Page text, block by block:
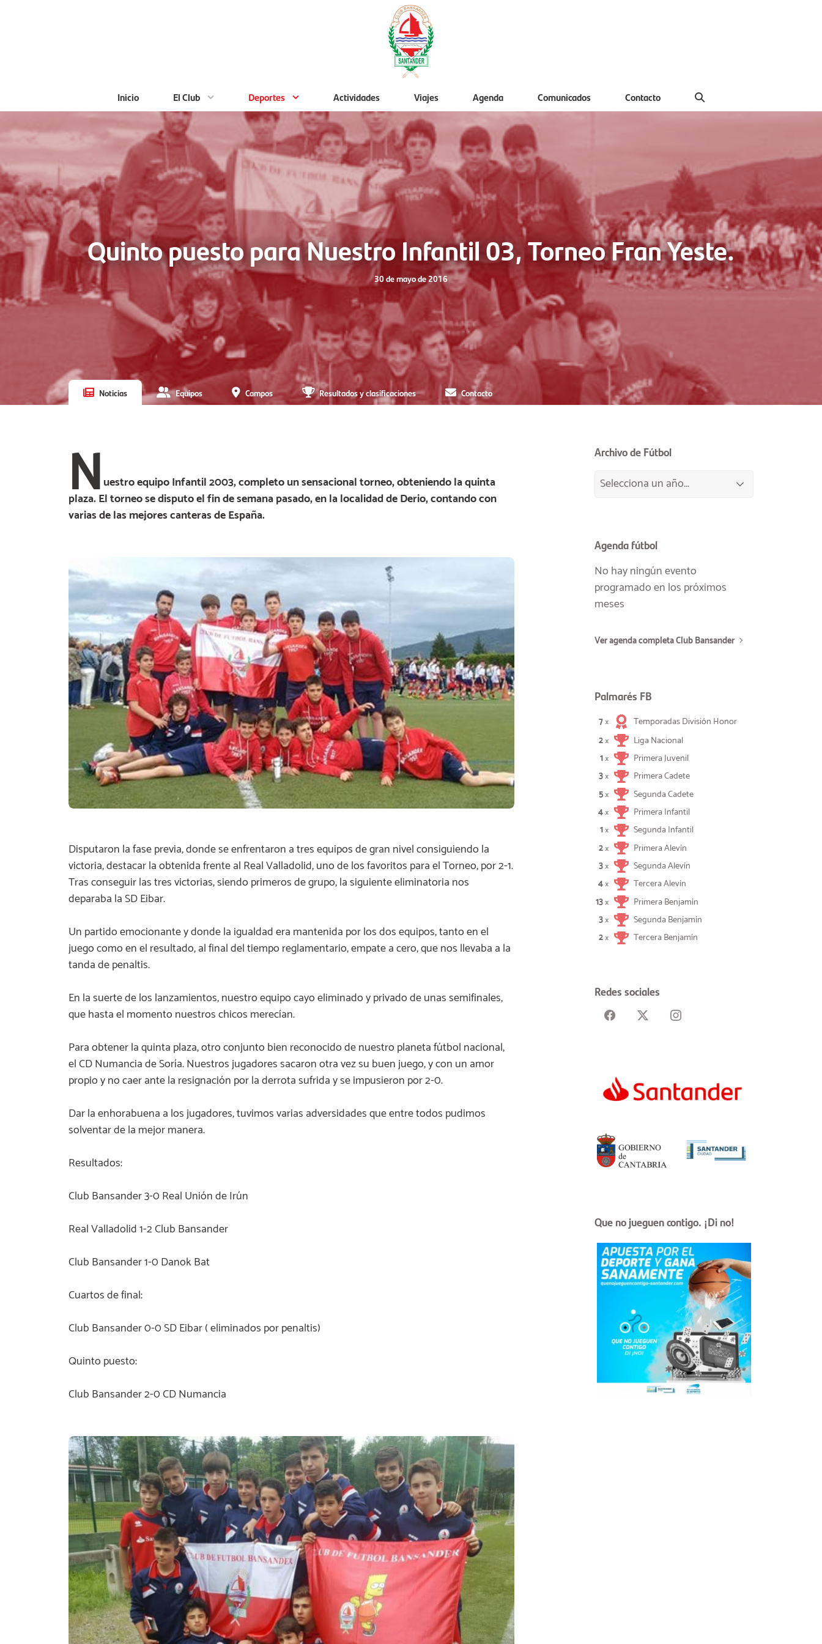
Inicio El Club Deportes Actividades Viajes Agenda Comunicados Contacto
Quinto puesto para Nuestro Infantil 03, Torneo Fran Yeste.
30 de mayo de 2016
Noticias Equipos Campos Resultados y clasificaciones Contacto
N uestro equipo Infantil 2003, completo un sensacional torneo, obteniendo la quinta
plaza. El torneo se disputo el fin de semana pasado, en la localidad de Derio, contando con
varias de las mejores canteras de España.
Disputaron la fase previa, donde se enfrentaron a tres equipos de gran nivel consiguiendo la
victoria, destacar la obtenida frente al Real Valladolid, uno de los favoritos para el Torneo, por 2-1.
Tras conseguir las tres victorias, siendo primeros de grupo, la siguiente eliminatoria nos
deparaba la SD Eibar.
Un partido emocionante y donde la igualdad era mantenida por los dos equipos, tanto en el
juego como en el resultado, al final del tiempo reglamentario, empate a cero, que nos llevaba a la
tanda de penaltis.
En la suerte de los lanzamientos, nuestro equipo cayo eliminado y privado de unas semifinales,
que hasta el momento nuestros chicos merecían.
Para obtener la quinta plaza, otro conjunto bien reconocido de nuestro planeta fútbol nacional,
el CD Numancia de Soría. Nuestros jugadores sacaron otra vez su buen juego, y con un amor
propio y no caer ante la resignación por la derrota sufrida y se impusieron por 2-0.
Dar la enhorabuena a los jugadores, tuvimos varias adversidades que entre todos pudimos
solventar de la mejor manera.
Resultados:
Club Bansander 3-0 Real Unión de Irún
Real Valladolid 1-2 Club Bansander
Club Bansander 1-0 Danok Bat
Cuartos de final:
Club Bansander 0-0 SD Eibar ( eliminados por penaltis)
Quinto puesto:
Club Bansander 2-0 CD Numancia
Archivo de Fútbol
Agenda fútbol
No hay ningún evento
programado en los próximos
meses
Ver agenda completa Club Bansander
Palmarés FB
7×
Temporadas División Honor
2×
Liga Nacional
1×
Primera Juvenil
3×
Primera Cadete
5×
Segunda Cadete
4×
Primera Infantil
1×
Segunda Infantil
2×
Primera Alevín
3×
Segunda Alevín
4×
Tercera Alevín
13×
Primera Benjamín
3×
Segunda Benjamín
2× Tercera Benjamín
Redes sociales
Que no jueguen contigo. ¡Di no!